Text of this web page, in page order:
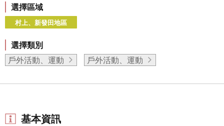
選擇區域
村上、新發田地區
選擇類別
戶外活動、運動
戶外活動、運動
基本資訊